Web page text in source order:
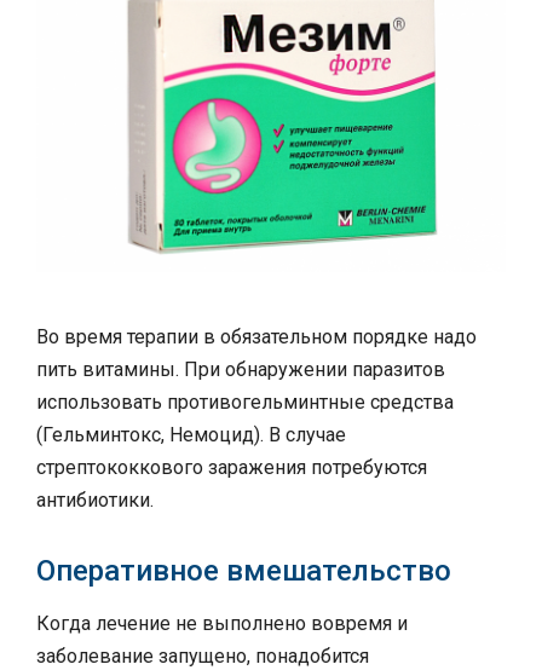
Во время терапии в обязательном порядке надо
пить витамины. При обнаружении паразитов
использовать противогельминтные средства
(Гельминтокс, Немоцид). В случае
стрептококкового заражения потребуются
антибиотики.
Оперативное вмешательство
Когда лечение не выполнено вовремя и
заболевание запущено, понадобится